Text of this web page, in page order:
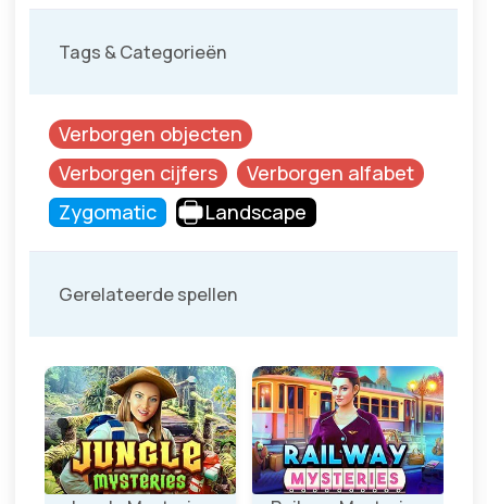
Tags & Categorieën
Verborgen objecten
Verborgen cijfers
Verborgen alfabet
Zygomatic
Landscape
Gerelateerde spellen